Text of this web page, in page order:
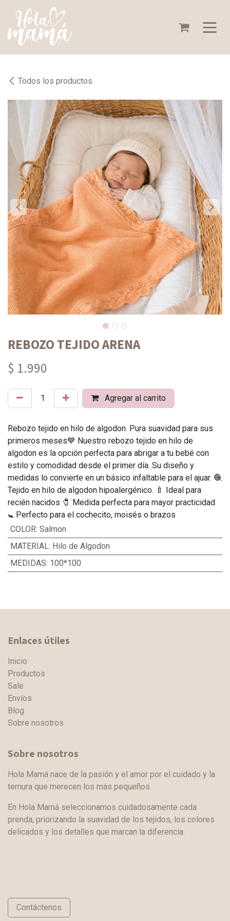
Todos los productos
REBOZO TEJIDO ARENA
$ 1.990
Agregar al carrito
Rebozo tejido en hilo de algodon. Pura suavidad para sus
primeros meses💙 Nuestro rebozo tejido en hilo de
algodon es la opción perfecta para abrigar a tu bebé con
estilo y comodidad desde el primer día. Su diseño y
medidas lo convierte en un básico infaltable para el ajuar. 🧶
Tejido en hilo de algodon hipoalergénico. 🍼 Ideal para
recién nacidos 🧷 Medida perfecta para mayor practicidad
🚼 Perfecto para el cochecito, moisés o brazos
COLOR: Salmon
MATERIAL: Hilo de Algodon
MEDIDAS: 100*100
Enlaces útiles
Inicio
Productos
Sale
Envíos
Blog
Sobre nosotros
Sobre nosotros
Hola Mamá nace de la pasión y el amor por el cuidado y la
ternura que merecen los más pequeños.
En Hola Mamá seleccionamos cuidadosamente cada
prenda, priorizando la suavidad de los tejidos, los colores
delicados y los detalles que marcan la diferencia.
Contáctenos